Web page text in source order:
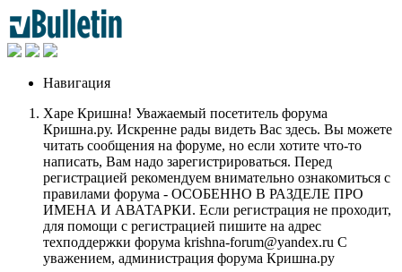
Навигация
Харе Кришна! Уважаемый посетитель форума
Кришна.ру. Искренне рады видеть Вас здесь. Вы можете
читать сообщения на форуме, но если хотите что-то
написать, Вам надо зарегистрироваться. Перед
регистрацией рекомендуем внимательно ознакомиться с
правилами форума - ОСОБЕННО В РАЗДЕЛЕ ПРО
ИМЕНА И АВАТАРКИ. Если регистрация не проходит,
для помощи с регистрацией пишите на адрес
техподдержки форума krishna-forum@yandex.ru С
уважением, администрация форума Кришна.ру